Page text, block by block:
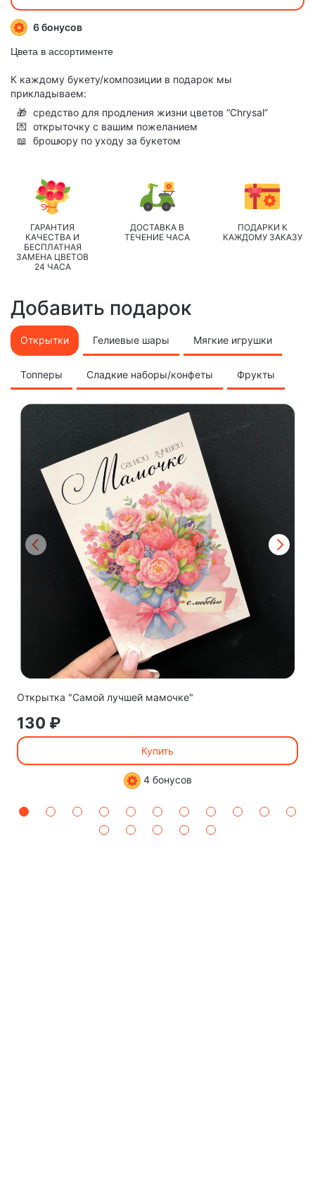
6 бонусов
Цвета в ассортименте
К каждому букету/композиции в подарок мы
прикладываем:
🎁 средство для продления жизни цветов “Chrysal”
💌 открыточку с вашим пожеланием
📖 брошюру по уходу за букетом
ГАРАНТИЯ
КАЧЕСТВА И
БЕСПЛАТНАЯ
ЗАМЕНА ЦВЕТОВ
24 ЧАСА
ДОСТАВКА В
ТЕЧЕНИЕ ЧАСА
ПОДАРКИ К
КАЖДОМУ ЗАКАЗУ
Добавить подарок
Открытки Гелиевые шары Мягкие игрушки
Топперы Сладкие наборы/конфеты Фрукты
Открытка "Самой лучшей мамочке"
130 ₽
Купить
4 бонусов